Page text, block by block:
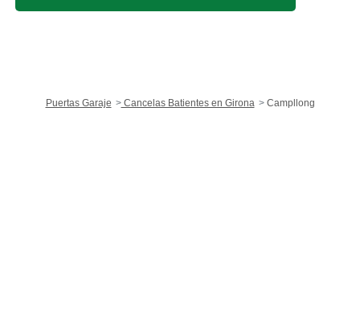
Puertas Garaje Cancelas Batientes en Girona Campllong